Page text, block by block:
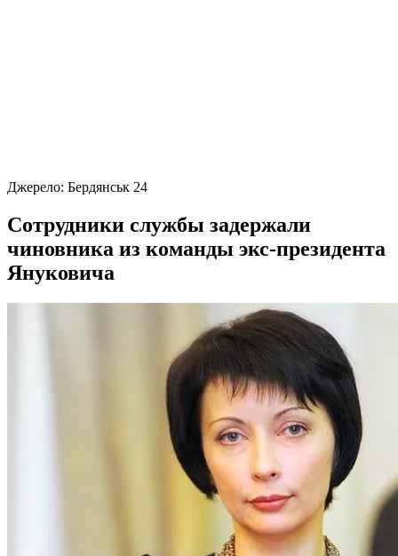
Джерело: Бердянськ 24
Сотрудники службы задержали
чиновника из команды экс-президента
Януковича